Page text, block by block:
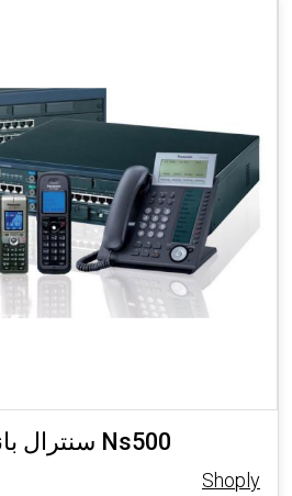
سنترال باناسونيك Ns500
Shoply